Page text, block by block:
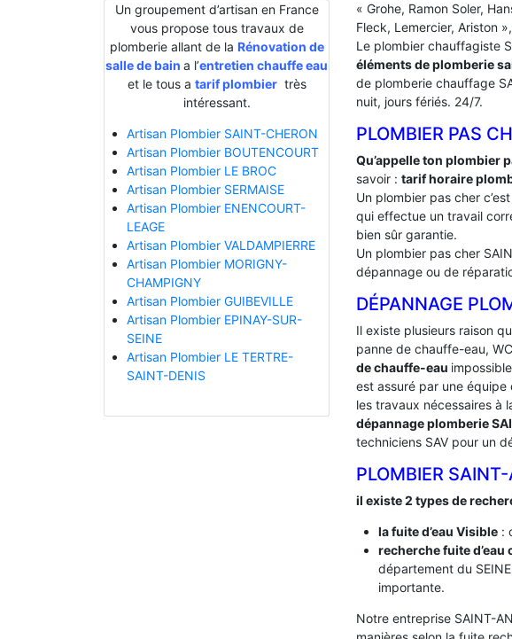
Un groupement d’artisan en France
vous propose tous travaux de
plomberie allant de la Rénovation de
salle de bain a l’entretien chauffe eau
et le tous a tarif plombiertrès
intéressant.
Artisan Plombier SAINT-CHERON
Artisan Plombier BOUTENCOURT
Artisan Plombier LE BROC
Artisan Plombier SERMAISE
Artisan Plombier ENENCOURT-
LEAGE
Artisan Plombier VALDAMPIERRE
Artisan Plombier MORIGNY-
CHAMPIGNY
Artisan Plombier GUIBEVILLE
Artisan Plombier EPINAY-SUR-
SEINE
Artisan Plombier LE TERTRE-
SAINT-DENIS
« Grohe, Ramon Soler,
Fleck, Lemercier, Ariston
Le plombier chauffagiste
éléments de plomberie
de plomberie chauffage
nuit, jours fériés. 24/7.
PLOMBIER PAS
Qu’appelle ton plombier
savoir : tarif horaire
Un plombier pas cher
qui effectue un travail
bien sûr garantie.
Un plombier pas cher
dépannage ou de
DÉPANNAGE
Il existe plusieurs raison
panne de chauffe-eau,
de chauffe-eau
est assuré par une
les travaux nécessaires à
dépannage plomberie
techniciens SAV pour un
PLOMBIER
il existe 2 types de
la fuite d’eau Visible:
recherche fuite
département du
importante.
Notre entreprise SAINT-